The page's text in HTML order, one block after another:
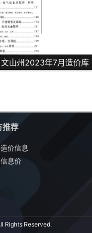
文山州2023年7月造价库
推荐
价信息
息价
Rights Reserved.